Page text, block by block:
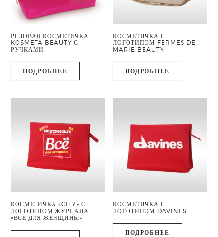
РОЗОВАЯ КОСМЕТИЧКА
KOSMETA BEAUTY С
РУЧКАМИ
ПОДРОБНЕЕ
КОСМЕТИЧКА С
ЛОГОТИПОМ FERMES DE
MARIE BEAUTY
ПОДРОБНЕЕ
КОСМЕТИЧКА «CITY» С
ЛОГОТИПОМ ЖУРНАЛА
«ВСЁ ДЛЯ ЖЕНЩИНЫ»
КОСМЕТИЧКА С
ЛОГОТИПОМ DAVINES
ПОДРОБНЕЕ